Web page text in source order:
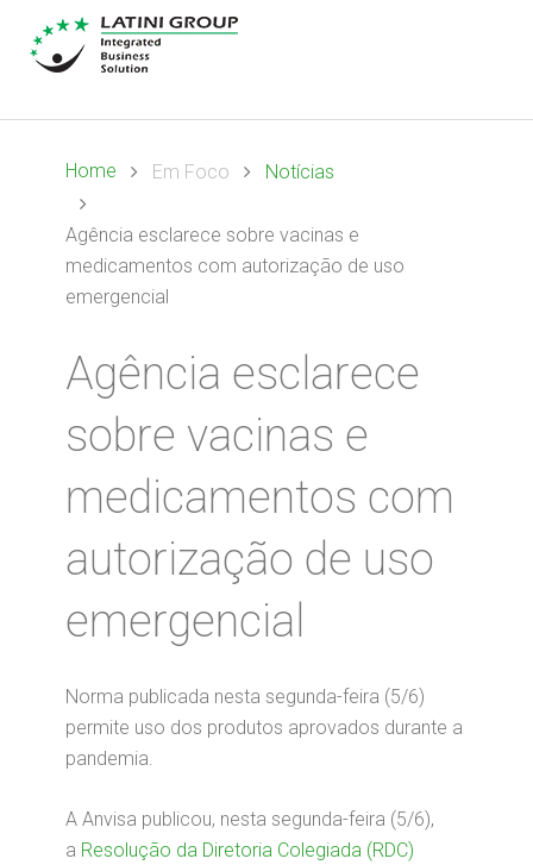
Home Em Foco Notícias
Agência esclarece sobre vacinas e
medicamentos com autorização de uso
emergencial
Agência esclarece
sobre vacinas e
medicamentos com
autorização de uso
emergencial
Norma publicada nesta segunda-feira (5/6)
permite uso dos produtos aprovados durante a
pandemia.
A Anvisa publicou, nesta segunda-feira (5/6),
a Resolução da Diretoria Colegiada (RDC)